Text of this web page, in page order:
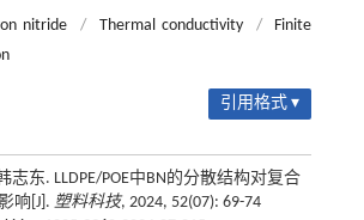
nitride / Thermal conductivity /
Finite
引用格式 ▾
志东. LLDPE/POE中BN的分散结构对复合
响[J]. 塑料科技, 2024, 52(07): 69-74